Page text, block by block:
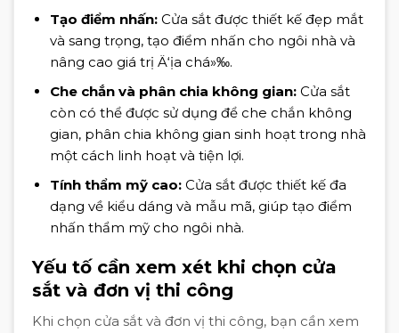
Tạo điểm nhấn:Cửa sắt được thiết kế đẹp mắt
và sang trọng, tạo điểm nhấn cho ngôi nhà và
nâng cao giá trị Ä‘ịa chá»‰.
Che chắn và phân chia không gian:Cửa sắt
còn có thể được sử dụng để che chắn không
gian, phân chia không gian sinh hoạt trong nhà
một cách linh hoạt và tiện lợi.
Tính thẩm mỹ cao:Cửa sắt được thiết kế đa
dạng về kiểu dáng và mẫu mã, giúp tạo điểm
nhấn thẩm mỹ cho ngôi nhà.
Yếu tố cần xem xét khi chọn cửa
sắt và đơn vị thi công
Khi chọn cửa sắt và đơn vị thi công, bạn cần xem